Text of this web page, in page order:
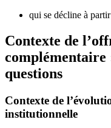
qui se décline à
Contexte de
complémentaire
questions
Contexte de
institutionnelle